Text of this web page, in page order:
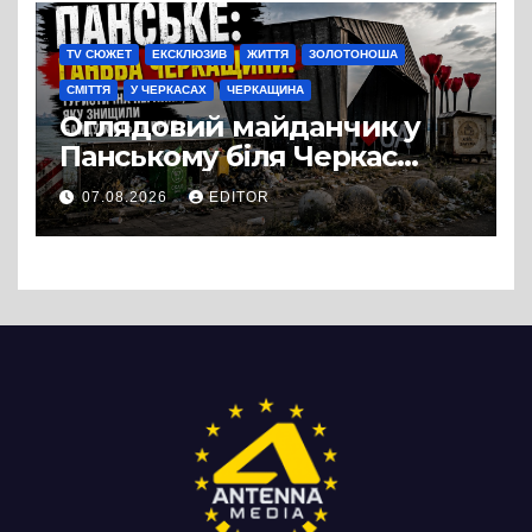
TV СЮЖЕТ ЕКСКЛЮЗИВ ЖИТТЯ ЗОЛОТОНОША
СМІТТЯ У ЧЕРКАСАХ ЧЕРКАЩИНА
Оглядовий майданчик у
Панському біля Черкас
перетворився на занедбане
сміттєзвалище
07.08.2026 EDITOR